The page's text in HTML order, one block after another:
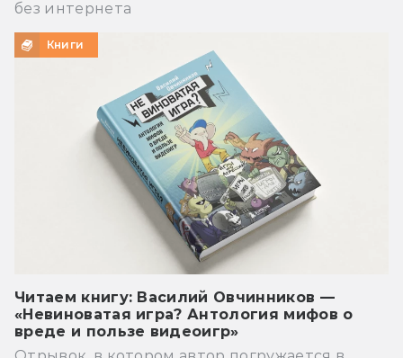
без интернета
Книги
Читаем книгу: Василий Овчинников —
«Невиноватая игра? Антология мифов о
вреде и пользе видеоигр»